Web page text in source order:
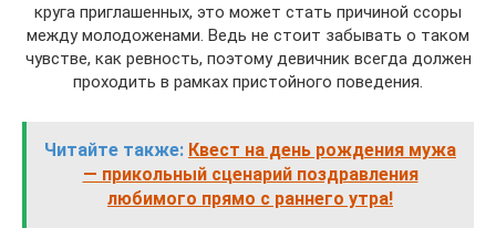
круга приглашенных, это может стать причиной ссоры
между молодоженами. Ведь не стоит забывать о таком
чувстве, как ревность, поэтому девичник всегда должен
проходить в рамках пристойного поведения.
Читайте также: Квест на день рождения мужа
— прикольный сценарий поздравления
любимого прямо с раннего утра!